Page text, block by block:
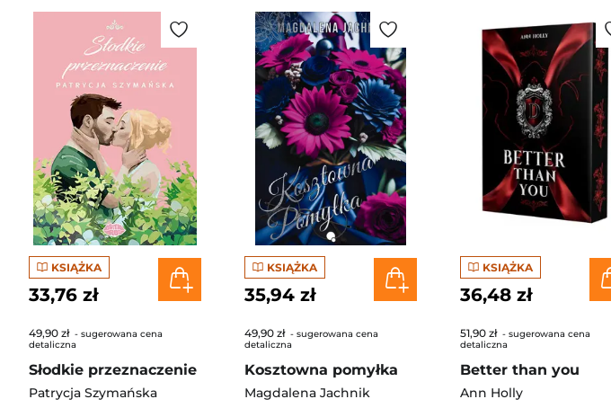
KSIĄŻKA
33,76 zł
49,90 zł - sugerowana cena
detaliczna
Słodkie przeznaczenie
Patrycja Szymańska
KSIĄŻKA
35,94 zł
49,90 zł - sugerowana cena
detaliczna
Kosztowna pomyłka
Magdalena Jachnik
KSIĄŻKA
36,48 zł
51,90 zł - sugerowana cena
detaliczna
Better than you
Ann Holly